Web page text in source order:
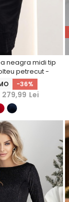
neagra midi tip
petrecut -
-36%
279,99 Lei